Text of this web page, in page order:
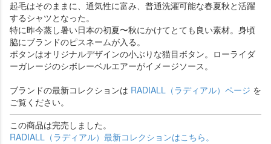
起毛はそのままに、通気性に富み、普通洗濯可能な春夏秋と活躍
するシャツとなった。
特に昨今蒸し暑い日本の初夏〜秋にかけてとても良い素材。身頃
脇にブランドのピスネームが入る。
ボタンはオリジナルデザインの小ぶりな猫目ボタン。ローライダ
ーガレージのシボレーベルエアーがイメージソース。
ブランドの最新コレクションは RADIALL（ラディアル）ページ を
ご覧ください。
この商品は完売しました。
RADIALL（ラディアル）最新コレクションはこちら。